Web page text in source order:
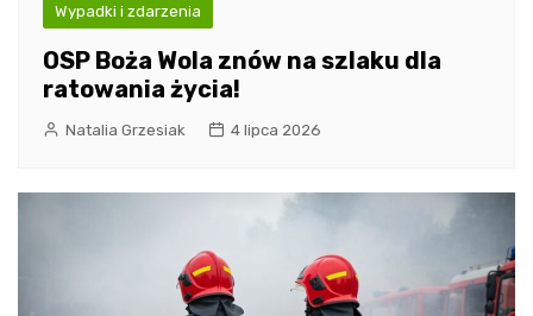
Wypadki i zdarzenia
OSP Boża Wola znów na szlaku dla
ratowania życia!
Natalia Grzesiak 4 lipca 2026